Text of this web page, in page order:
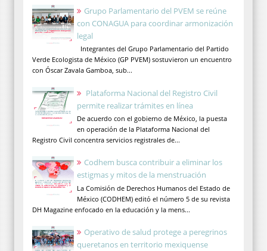
Grupo Parlamentario del PVEM se reúne
con CONAGUA para coordinar armonización
legal
Integrantes del Grupo Parlamentario del Partido
Verde Ecologista de México (GP PVEM) sostuvieron un encuentro
con Óscar Zavala Gamboa, sub...
Plataforma Nacional del Registro Civil
permite realizar trámites en línea
De acuerdo con el gobierno de México, la puesta
en operación de la Plataforma Nacional del
Registro Civil concentra servicios registrales de...
Codhem busca contribuir a eliminar los
estigmas y mitos de la menstruación
La Comisión de Derechos Humanos del Estado de
México (CODHEM) editó el número 5 de su revista
DH Magazine enfocado en la educación y la mens...
Operativo de salud protege a peregrinos
queretanos en territorio mexiquense